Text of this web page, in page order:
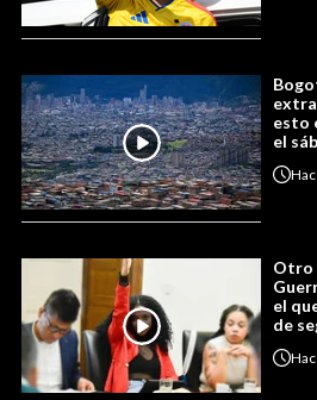
esto
el
Otro
el
de